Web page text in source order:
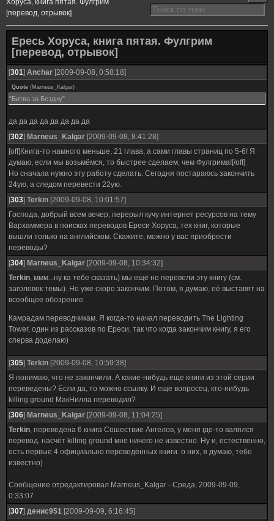
Хоруса, книга пятая. Фулгрим
[перевод, отрывок]
Ересь Хоруса, книга пятая. Фулгрим
[перевод, отрывок]
[301] Anchar [2009-09-08, 0:58:18]
Quote (Marneus_Kalgar)
"Битва за Бездну"
да да да да да да да да
[302] Marneus_Kalgar [2009-09-08, 8:41:28]
[off]Книга-то намного меньше, 21 глава, а сами главы страниц по 5-6! Я
думаю, если мы возьмёмся, то быстрее сделаем, чем Фулгрима![/off]
Но сначала нужно эту работу сделать. Сегодня постараюсь закончить
24ую, а следом перевести 22ую.
[303] Terkin [2009-09-08, 10:01:57]
Господа, добрый всем вечер, перерыл кучу интернет ресурсов на тему
Вархаммера в поисках переводов Ереси Хоруса, тех книг, которые
вышли только на английском. Скажите, можно у вас приобрести
переводы?
[304] Marneus_Kalgar [2009-09-08, 10:34:32]
Terkin, ммм...ну ка тебе сказать) мы ещё не перевели эту книгу (см.
заголовок темы). Но уже скоро закончим. Потом, я думаю, её выставят на
всеобщее обозрение.
Камрадам переводчикам. Я когда-то начал переводить The Lighting
Tower, один из рассказов по Ереси, так что когда закончим книгу, я его
сперва доделаю)
[305] Terkin [2009-09-08, 10:59:38]
Я понимаю, что не закончили. А какие-нибудь еще книги из этой серии
переведены? Если да, то можно ссылку. И еще вопросец, кто-нибудь
killing ground МакНилла переводил?
[306] Marneus_Kalgar [2009-09-08, 11:04:25]
Terkin, переведена 6 книга Сошествие Ангелов, у меня где-то валялся
перевод. насчёт killing ground мне ничего не известно. Ну и, естественно,
есть первые 4 официально переведённых книги. о них, я думаю, тебе
известно)
Сообщение отредактировал Marneus_Kalgar - Среда, 2009-09-09,
0:33:07
[307] денис951 [2009-09-09, 6:16:45]